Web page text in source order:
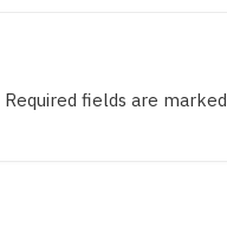
Required fields are marked